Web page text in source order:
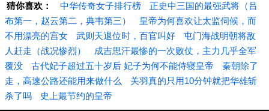
猜你喜欢： 中华传奇女子排行榜
正史中三国的最强武将（吕
布第一，赵云第二，典韦第三）
皇帝为何喜欢让太监伺候，而
不用漂亮的宫女
武则天退位时，百官叫好
屯门海战明朝将敌
人赶走（战况惨烈）
成吉思汗最惨的一次败仗，主力几乎全军
覆没
古代妃子超过五十岁后 妃子为何不能侍寝皇帝
秦朝除了
走，高速公路还能用来做什么
关羽真的只用10分钟就把华雄斩
杀了吗
史上最节约的皇帝